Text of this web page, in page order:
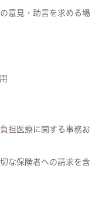
意見・助言を求める場
担医療に関する事務お
な保険者への請求を含